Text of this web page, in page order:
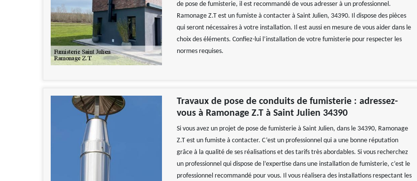
de pose de fumisterie, il est recommandé de vous adresser à un professionnel.
Ramonage Z.T est un fumiste à contacter à Saint Julien, 34390. Il dispose des pièces
qui seront nécessaires à votre installation. Il est aussi en mesure de vous aider dans le
choix des éléments. Confiez-lui l’installation de votre fumisterie pour respecter les
normes requises.
Travaux de pose de conduits de fumisterie : adressez-
vous à Ramonage Z.T à Saint Julien 34390
Si vous avez un projet de pose de fumisterie à Saint Julien, dans le 34390, Ramonage
Z.T est un fumiste à contacter. C’est un professionnel qui a une bonne réputation
grâce à la qualité de ses réalisations et des tarifs très abordables. Si vous recherchez
un professionnel qui dispose de l’expertise dans une installation de fumisterie, c’est le
professionnel recommandé pour vous. Il vous réalisera des installations respectant les